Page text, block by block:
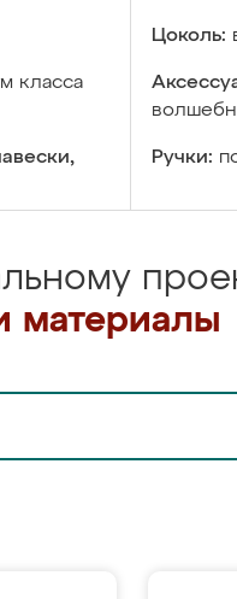
Цоколь:
класса
Ручки:
материалы